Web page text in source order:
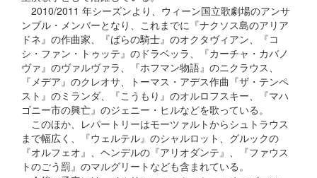
2010/2011 年シーズンより、ウィーン国立歌劇場のアンサ
ンブル・メンバーとなり、これまでに『ナクソス島のアリア
ドネ』の作曲家、『ばらの騎士』のオクタヴィアン、『コ
シ・ファン・トゥッテ』のドラベッラ、『カーチャ・カバノ
ヴァ』のヴァルヴァラ、『ホフマン物語』のニクラウス、
『メデア』のクレオサ、トーマス・アデス作曲『ザ・テンペ
スト』のミランダ、『こうもり』のオルロフスキー、『マハ
ゴニー市の興亡』のジェニー・ヒルなどを歌っている。
このほか、レパートリーはモーツァルトからシュトラウス
まで幅広く、『ウェルテル』のシャルロット、グルックの
『オルフェオ』、ヘンデルの『アリオダンテ』、『ファウス
トのごう罰』のマルグリートなども含まれている。